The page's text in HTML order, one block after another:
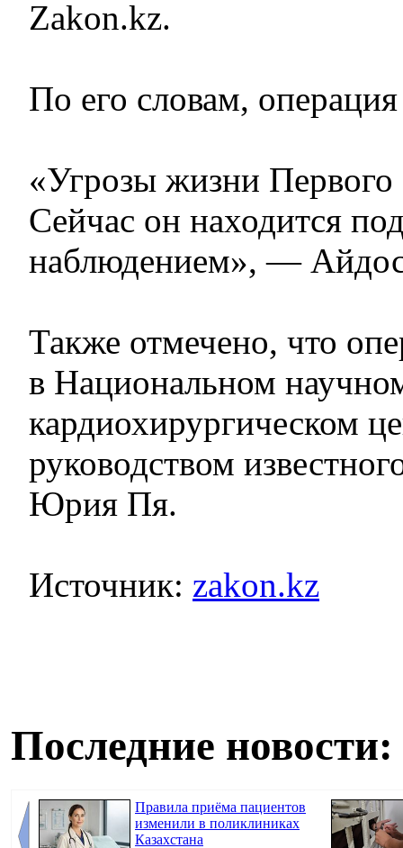
Zakon.kz.
По его словам,
«Угрозы жизни Первого
Сейчас он находится
наблюдением», —
Также отмечено, что
в Национальном
кардиохирургическом
руководством
Юрия Пя.
Источник: zakon.kz
Последние новости:
Правила приёма пациентов
изменили в поликлиниках
Казахстана